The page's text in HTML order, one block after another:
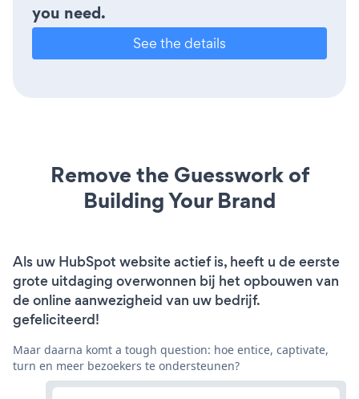
you need.
See the details
Remove the Guesswork of
Building Your Brand
Als uw HubSpot website actief is, heeft u de eerste
grote uitdaging overwonnen bij het opbouwen van
de online aanwezigheid van uw bedrijf.
gefeliciteerd!
Maar daarna komt a tough question: hoe entice, captivate,
turn en meer bezoekers te ondersteunen?